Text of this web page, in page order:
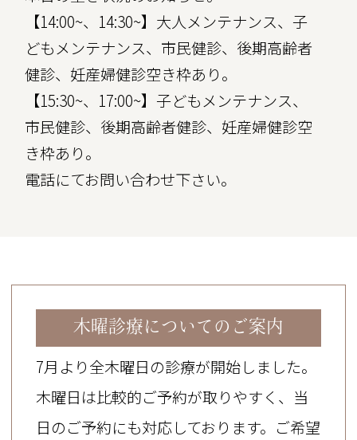
【14:00~、14:30~】大人メンテナンス、子
どもメンテナンス、市民健診、後期高齢者
健診、妊産婦健診空き枠あり。
【15:30~、17:00~】子どもメンテナンス、
市民健診、後期高齢者健診、妊産婦健診空
き枠あり。
電話にてお問い合わせ下さい。
【クリーニング】
14時45分
15時
ご予約はお電話にて承ります。
木曜診療についてのご案内
7月より全木曜日の診療が開始しました。
木曜日は比較的ご予約が取りやすく、当
日のご予約にも対応しております。ご希望